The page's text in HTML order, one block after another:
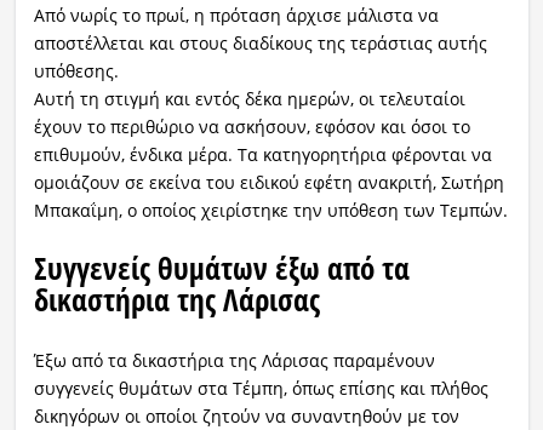
Από νωρίς το πρωί, η πρόταση άρχισε μάλιστα να
αποστέλλεται και στους διαδίκους της τεράστιας αυτής
υπόθεσης.
Αυτή τη στιγμή και εντός δέκα ημερών, οι τελευταίοι
έχουν το περιθώριο να ασκήσουν, εφόσον και όσοι το
επιθυμούν, ένδικα μέρα. Τα κατηγορητήρια φέρονται να
ομοιάζουν σε εκείνα του ειδικού εφέτη ανακριτή, Σωτήρη
Μπακαΐμη, ο οποίος χειρίστηκε την υπόθεση των Τεμπών.
Συγγενείς θυμάτων έξω από τα
δικαστήρια της Λάρισας
Έξω από τα δικαστήρια της Λάρισας παραμένουν
συγγενείς θυμάτων στα Τέμπη, όπως επίσης και πλήθος
δικηγόρων οι οποίοι ζητούν να συναντηθούν με τον